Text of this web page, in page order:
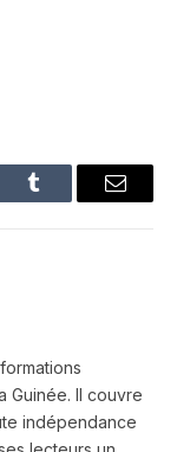
Tumblr Email
Guinée. Il couvre
indépendance